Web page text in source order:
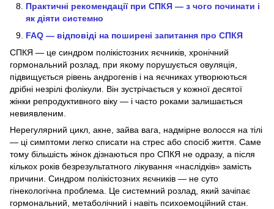
Практичні рекомендації при СПКЯ — з чого починати і
як діяти системно
FAQ — відповіді на поширені запитання про СПКЯ
СПКЯ — це синдром полікістозних яєчників, хронічний
гормональний розлад, при якому порушується овуляція,
підвищується рівень андрогенів і на яєчниках утворюються
дрібні незрілі фолікули. Він зустрічається у кожної десятої
жінки репродуктивного віку — і часто роками залишається
невиявленим.
Нерегулярний цикл, акне, зайва вага, надмірне волосся на тілі
— ці симптоми легко списати на стрес або спосіб життя. Саме
тому більшість жінок дізнаються про СПКЯ не одразу, а після
кількох років безрезультатного лікування «наслідків» замість
причини. Синдром полікістозних яєчників — не суто
гінекологічна проблема. Це системний розлад, який зачіпає
гормональний, метаболічний і навіть психоемоційний стан.